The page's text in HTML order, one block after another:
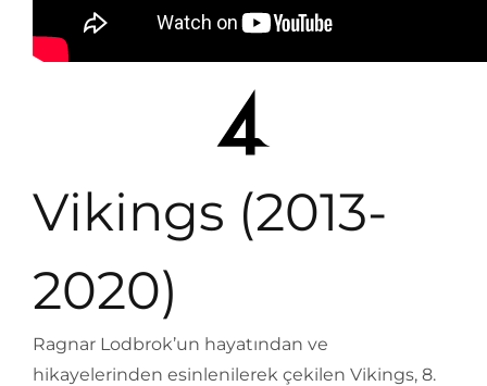
Vikings (2013-
2020)
Ragnar Lodbrok’un hayatından ve
hikayelerinden esinlenilerek çekilen Vikings, 8.